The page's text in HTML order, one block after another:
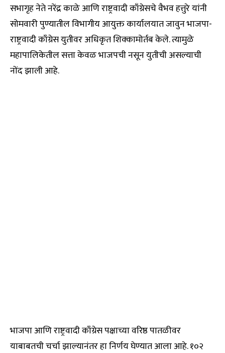
सभागृह नेते नरेंद्र काळे आणि राष्ट्रवादी काँग्रेसचे वैभव हत्तुरे यांनी
सोमवारी पुण्यातील विभागीय आयुक्त कार्यालयात जावुन भाजपा-
राष्ट्रवादी काँग्रेस युतीवर अधिकृत शिक्कामोर्तब केले. त्यामुळे
महापालिकेतील सत्ता केवळ भाजपची नसून युतीची असल्याची
नोंद झाली आहे.
भाजपा आणि राष्ट्रवादी काँग्रेस पक्षाच्या वरिष्ठ पातळीवर
याबाबतची चर्चा झाल्यानंतर हा निर्णय घेण्यात आला आहे. १०२